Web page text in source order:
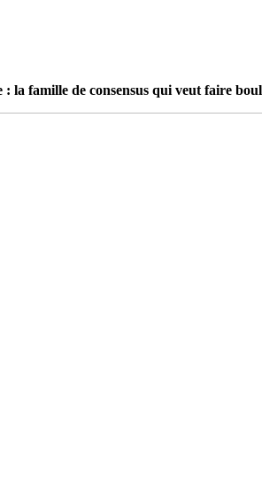
: la famille de consensus qui veut faire